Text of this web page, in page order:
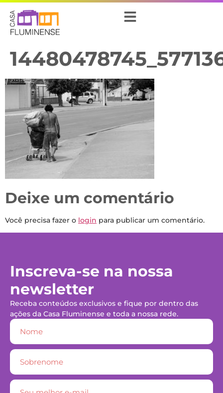
Deixe um comentário
Você precisa fazer o login para publicar um comentário.
Inscreva-se na nossa
newsletter
Receba conteúdos exclusivos e fique por dentro das
ações da Casa Fluminense e toda a nossa rede.